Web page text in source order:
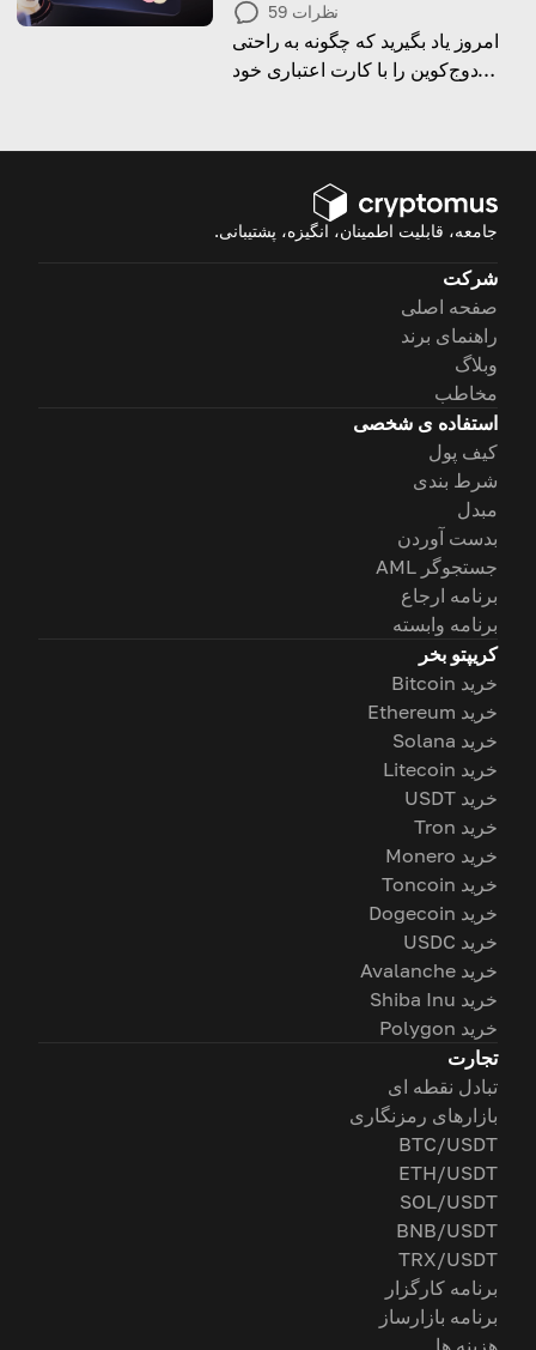
59 نظرات
امروز یاد بگیرید که چگونه به راحتی
دوج‌کوین را با کارت اعتباری خود
جامعه، قابلیت اطمینان، انگیزه، پشتیبانی.
شرکت
صفحه اصلی
راهنمای برند
وبلاگ
مخاطب
استفاده ی شخصی
کیف پول
شرط بندی
مبدل
بدست آوردن
جستجوگر AML
برنامه ارجاع
برنامه وابسته
کریپتو بخر
خرید Bitcoin
خرید Ethereum
خرید Solana
خرید Litecoin
خرید USDT
خرید Tron
خرید Monero
خرید Toncoin
خرید Dogecoin
خرید USDC
خرید Avalanche
خرید Shiba Inu
خرید Polygon
تجارت
تبادل نقطه ای
بازارهای رمزنگاری
BTC/USDT
ETH/USDT
SOL/USDT
BNB/USDT
TRX/USDT
برنامه کارگزار
برنامه بازارساز